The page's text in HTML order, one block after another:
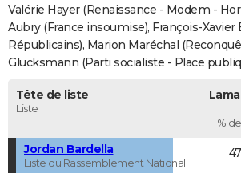
S'inscrire
Se connecter
Lycées
Collèges
Primaires
Universités
Entreprises
Service militaire
Avis de recherche
AVIS DE DÉCÈS
FORUM
Valérie Hayer (Renaissance - Modem -
Aubry (France insoumise), François-Xavier
Républicains), Marion Maréchal
Glucksmann (Parti socialiste - Place
Tête de liste
Liste
%
Jordan Bardella
Liste du Rassemblement National